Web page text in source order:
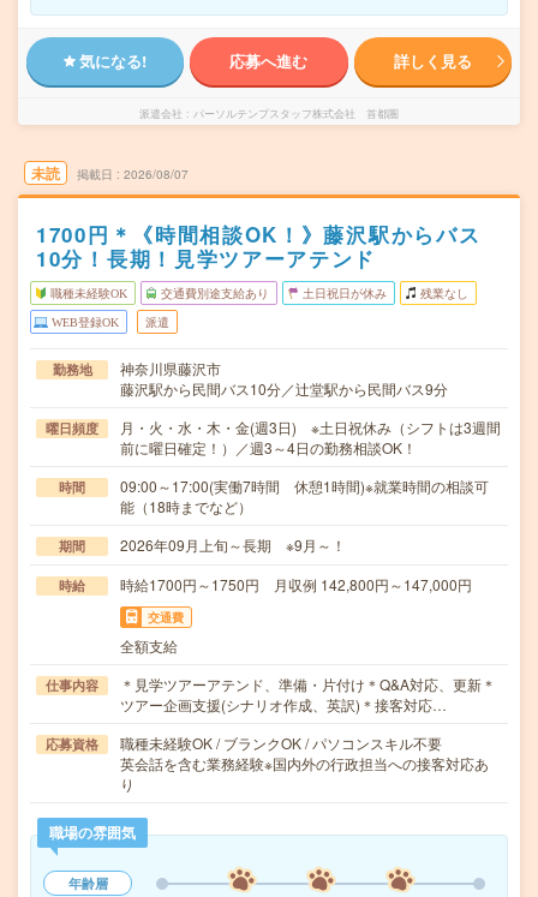
気になる! 応募へ進む 詳しく見る
派遣会社 パーソルテンプスタッフ株式会社 首都圏
未読 掲載日 2026/08/07
1700円＊《時間相談OK！》藤沢駅からバス
10分！長期！見学ツアーアテンド
職種未経験OK 交通費別途支給あり 土日祝日が休み 残業なし
WEB登録OK 派遣
勤務地
神奈川県藤沢市
藤沢駅から民間バス10分／辻堂駅から民間バス9分
曜日頻度
月・火・水・木・金(週3日) ※土日祝休み（シフトは3週間
前に曜日確定！）／週3～4日の勤務相談OK！
時間
09:00～17:00(実働7時間 休憩1時間)※就業時間の相談可
能（18時までなど）
期間 2026年09月上旬～長期 ※9月～！
時給 時給1700円～1750円 月収例 142,800円～147,000円
交通費
全額支給
仕事内容
＊見学ツアーアテンド、準備・片付け＊Q&A対応、更新＊
ツアー企画支援(シナリオ作成、英訳)＊接客対応…
応募資格
職種未経験OK / ブランクOK / パソコンスキル不要
英会話を含む業務経験※国内外の行政担当への接客対応あ
り
職場の雰囲気
年齢層